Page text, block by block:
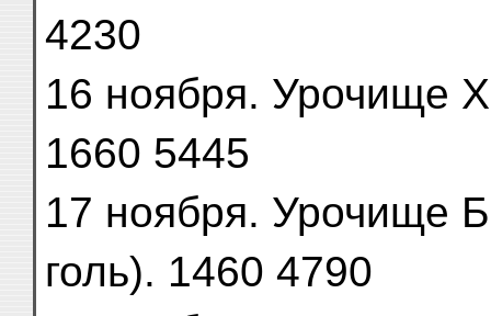
4230
16 ноября. Урочище
1660 5445
17 ноября. Урочище
голь). 1460 4790